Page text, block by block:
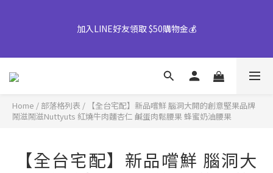
詢價或致電專人服務 04-25355777#25
加入LINE好友領取 $50購物金💰
👉風味堅果系列(鹹蛋肉鬆除外)產地將移轉至越南，商品皆有經過
放心選購。
詢價或致電專人服務 04-25355777#25
Home / 部落格列表 /
【全台宅配】新品嚐鮮 腦洞大開的創意堅果品牌
鬧滋鬧滋Nuttyuts 紅燒牛肉麵杏仁 鹹蛋肉鬆腰果 蜂蜜奶油腰果
【全台宅配】新品嚐鮮 腦洞大